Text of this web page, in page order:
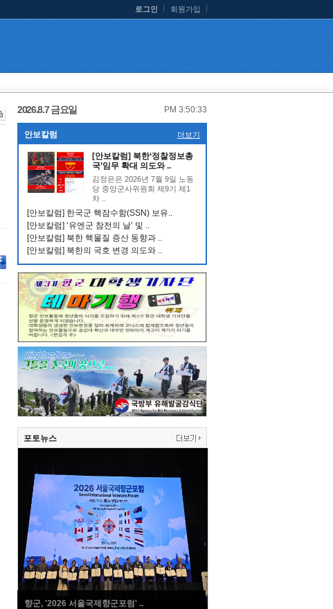
로그인 회원가입
2026.8.7 금요일 PM 3:50:34
안보칼럼 더보기
[안보칼럼] 북한‘정찰정보총
국’임무 확대 의도와 ..
김정은은 2026년 7월 9일 노동
당 중앙군사위원회 제9기 제1
차 ..
[안보칼럼] 한국군 핵잠수함(SSN) 보유..
[안보칼럼] ‘유엔군 참전의 날’ 및 ..
[안보칼럼] 북한 핵물질 증산 동향과 ..
[안보칼럼] 북한의 국호 변경 의도와 ..
포토뉴스
향군, '2026 서울국제향군포럼' ..